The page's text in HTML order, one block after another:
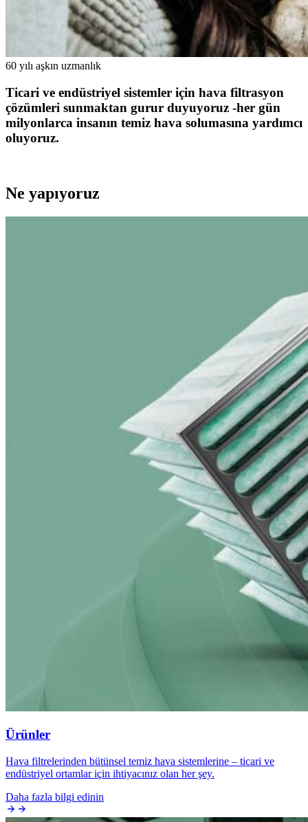
60 yılı aşkın uzmanlık
Ticari ve endüstriyel sistemler için hava filtrasyon
çözümleri sunmaktan gurur duyuyoruz -her gün
milyonlarca insanın temiz hava solumasına yardımcı
oluyoruz.
Ne yapıyoruz
Ürünler
Hava filtrelerinden bütünsel temiz hava sistemlerine – ticari ve
endüstriyel ortamlar için ihtiyacınız olan her şey.
Daha fazla bilgi edinin